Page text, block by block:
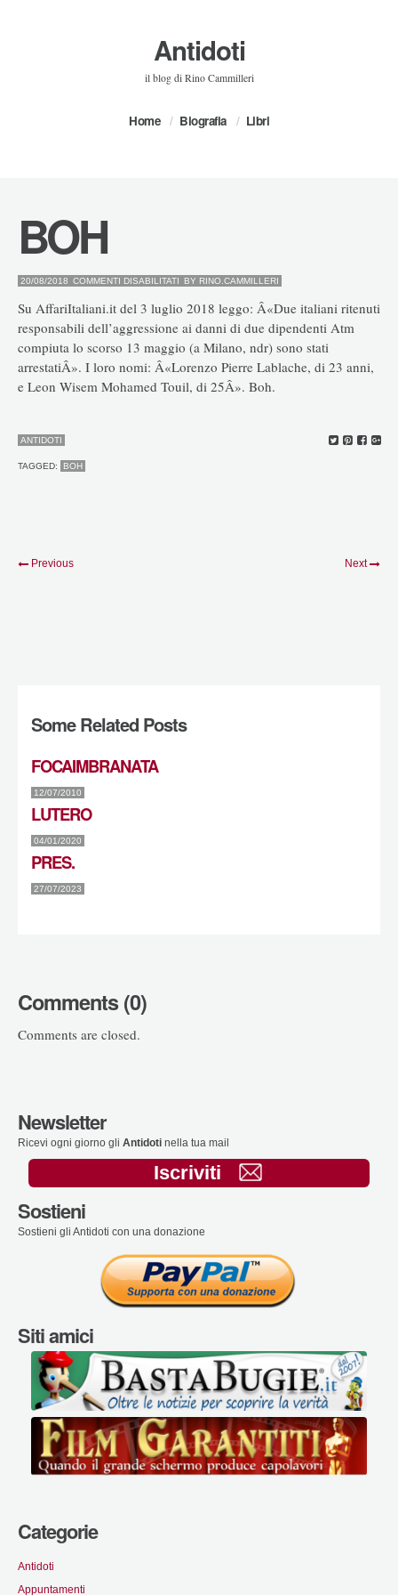
Antidoti
il blog di Rino Cammilleri
Home Biografia Libri
BOH
20/08/2018 COMMENTI DISABILITATI SU
BY RINO.CAMMILLERI
Su AffariItaliani.it del 3 luglio 2018 leggo: Â«Due italiani ritenuti
responsabili dell’aggressione ai danni di due dipendenti Atm
compiuta lo scorso 13 maggio (a Milano, ndr) sono stati
arrestatiÂ». I loro nomi: Â«Lorenzo Pierre Lablache, di 23 anni,
e Leon Wisem Mohamed Touil, di 25Â». Boh.
ANTIDOTI
TAGGED: BOH
Previous Next
Some Related Posts
FOCAIMBRANATA
12/07/2010
LUTERO
04/01/2020
PRES.
27/07/2023
Comments (0)
Comments are closed.
Newsletter
Ricevi ogni giorno gli Antidoti nella tua mail
Iscriviti
Sostieni
Sostieni gli Antidoti con una donazione
Siti amici
Categorie
Antidoti
Appuntamenti